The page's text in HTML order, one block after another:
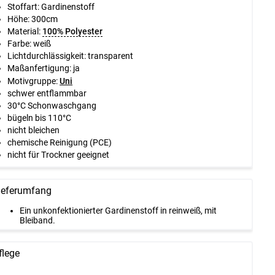
Stoffart: Gardinenstoff
Höhe:300cm
Material: 100% Polyester
Farbe: weiß
Lichtdurchlässigkeit: transparent
Maßanfertigung: ja
Motivgruppe:Uni
schwer entflammbar
30°C Schonwaschgang
bügeln bis 110°C
nicht bleichen
chemische Reinigung (PCE)
nicht für Trockner geeignet
Ein unkonfektionierter Gardinenstoff in reinweiß, mit
Bleiband.